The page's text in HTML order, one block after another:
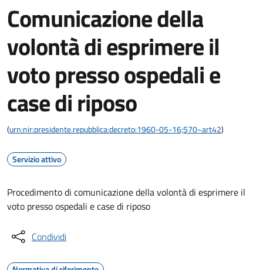
Comunicazione della
volontà di esprimere il
voto presso ospedali e
case di riposo
(urn:nir:presidente.repubblica:decreto:1960-05-16;570~art42)
Servizio attivo
Procedimento di comunicazione della volontà di esprimere il
voto presso ospedali e case di riposo
Condividi